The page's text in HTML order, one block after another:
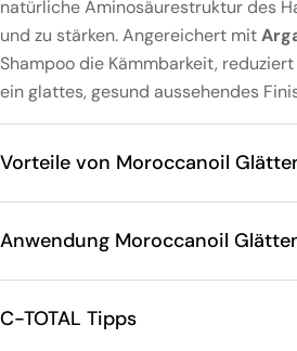
natürliche Aminosäurestruktur des
und zu stärken. Angereichert mit
Shampoo die Kämmbarkeit,
ein glattes, gesund aussehendes
Vorteile von Moroccanoil
Anwendung Moroccanoil
C-TOTAL Tipps